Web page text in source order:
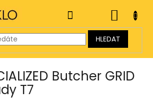
HLEDAT
KOŠÍK
Butcher GRID
T7